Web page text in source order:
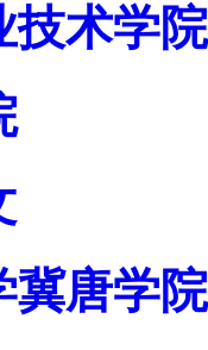
技术学院
冀唐学院